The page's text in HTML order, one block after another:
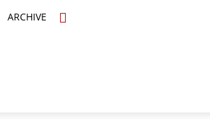
ARCHIVE